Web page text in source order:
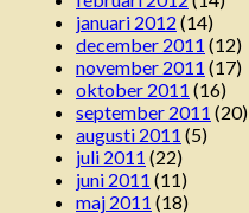
januari 2012 (14)
december 2011 (12)
november 2011 (17)
oktober 2011 (16)
september 2011 (20)
augusti 2011 (5)
juli 2011 (22)
juni 2011 (11)
maj 2011 (18)